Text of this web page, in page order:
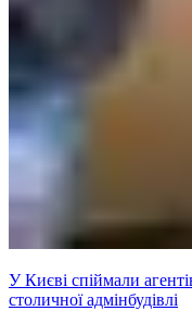
У Києві спіймали
столичної адмінбудівлі